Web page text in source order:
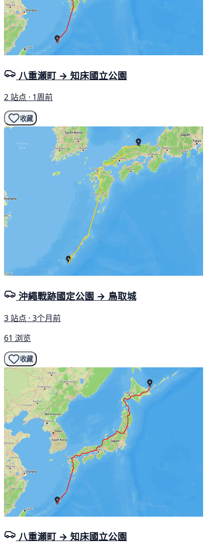
八重瀬町 → 知床國立公園
2 站点 · 1周前
收藏
沖繩戰跡國定公園 → 鳥取城
3 站点 · 3个月前
61 浏览
收藏
八重瀬町 → 知床國立公園